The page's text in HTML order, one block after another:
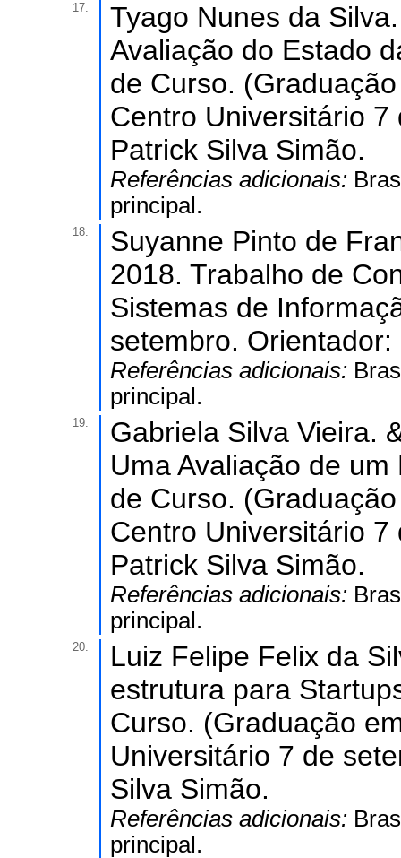
17.
Tyago Nunes da
Avaliação do Estado
de Curso.
Centro Universitário
Patrick Silva Simão.
Referências adicionais:
principal.
18.
Suyanne Pinto de
2018. Trabalho de
Sistemas de
setembro.
Referências adicionais:
principal.
19.
Gabriela Silva Vieira.
Uma Avaliação de
de Curso.
Centro Universitário
Patrick Silva Simão.
Referências adicionais:
principal.
20.
Luiz Felipe Felix da
estrutura para
Curso. (Graduação
Universitário 7 de
Silva Simão.
Referências adicionais:
principal.